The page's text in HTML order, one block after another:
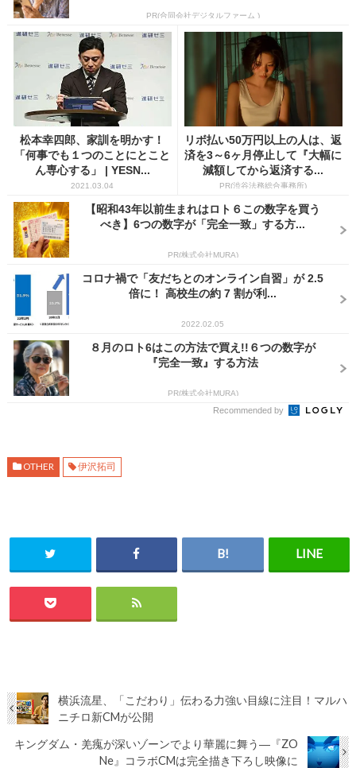
PR(合同会社デジタルファーム )
松本幸四郎、家訓を明かす！
「何事でも１つのことにとこと
ん専心する」 | YESN...
2021.03.04
リボ払い50万円以上の人は、返
済を3～6ヶ月停止して『大幅に
減額してから返済する...
PR(渋谷法務総合事務所)
【昭和43年以前生まれはロト６この数字を買う
べき】6つの数字が「完全一致」する方...
PR(株式会社MURA)
コロナ禍で「友だちとのオンライン自習」が 2.5
倍に！ 高校生の約 7 割が利...
2022.02.05
８月のロト6はこの方法で買え!!６つの数字が
『完全一致』する方法
PR(株式会社MURA)
Recommended by
OTHER 伊沢拓司
横浜流星、「こだわり」伝わる力強い目線に注目！マルハ
ニチロ新CMが公開
キングダム・羌瘣が深いゾーンでより華麗に舞う―『ZO
Ne』コラボCMは完全描き下ろし映像に